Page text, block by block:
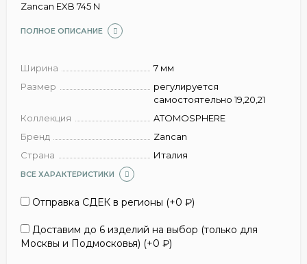
Zancan EXB 745 N
ПОЛНОЕ ОПИСАНИЕ
Ширина
7 мм
Размер
регулируется
самостоятельно 19,20,21
Коллекция
ATOMOSPHERE
Бренд
Zancan
Страна
Италия
ВСЕ ХАРАКТЕРИСТИКИ
Отправка СДЕК в регионы (+0 ₽)
Доставим до 6 изделий на выбор (только для
Москвы и Подмосковья) (+0 ₽)